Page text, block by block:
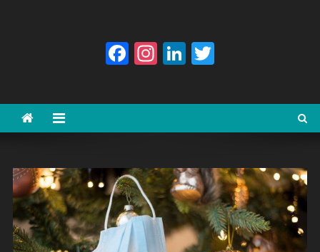
Facebook
Instagram
LinkedIn